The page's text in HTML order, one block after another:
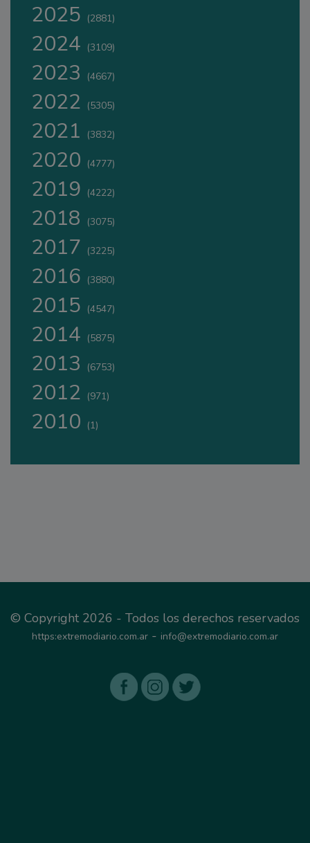
2025 (2881)
2024 (3109)
2023 (4667)
2022 (5305)
2021 (3832)
2020 (4777)
2019 (4222)
2018 (3075)
2017 (3225)
2016 (3880)
2015 (4547)
2014 (5875)
2013 (6753)
2012 (971)
2010 (1)
© Copyright 2026 - Todos los derechos reservados
https:extremodiario.com.ar - info@extremodiario.com.ar